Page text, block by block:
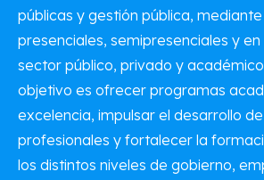
públicas y gestión pública,
presenciales, semipresenciales y en
sector público, privado y
objetivo es ofrecer programas
excelencia, impulsar el desarrollo
profesionales y fortalecer la
los distintos niveles de gobierno,